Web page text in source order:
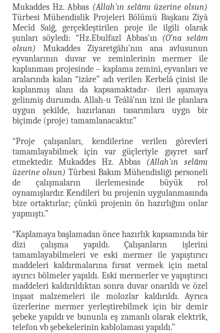
Mukaddes Hz. Abbas (Allah’ın selâmı üzerine olsun)
Türbesi Mühendislik Projeleri Bölümü Başkanı Ziyâ
Mecîd Saiğ, gerçekleştirilen proje ile ilgili olarak
şunları söyledi: “Hz.Ebulfazl Abbas’ın (O’na selâm
olsun) Mukaddes Ziyaretgâhı’nın ana avlusunun
eyvanlarının duvar ve zeminlerinin mermer ile
kaplanması projesinde – kaplama zemini, eyvanları ve
aralarında kalan “izâre” adı verilen Kerbelâ çinisi ile
kaplanmış alanı da kapsamaktadır- ileri aşamaya
gelinmiş durumda. Allah-u Teâlâ’nın izni ile planlara
uygun şekilde, hazırlanan tasarımlara uygn bir
biçimde (proje) tamamlanacaktır.”
“Proje çalışanları, kendilerine verilen görevleri
tamamlayabilmek için var güçleriyle gayret sarf
etmektedir. Mukaddes Hz. Abbas (Allah’ın selâmı
üzerine olsun) Türbesi Bakım Mühendisliği personeli
de çalışmaların ilerlemesinde büyük rol
oynamışlardır. Kendileri bu projenin uygulanmasında
bize ortaktırlar; çünkü projenin ön hazırlığını onlar
yapmıştı.”
“Kaplamaya başlamadan önce hazırlık kapsamında bir
dizi çalışma yapıldı. Çalışanların işlerini
tamamlayabilmeleri ve eski mermer ile yapıştırıcı
maddeleri kaldırmalarına fırsat vermek için metal
ayırıcı bölmeler yapıldı. Eski mermerler ve yapıştırıcı
maddeleri kaldırıldıktan sonra duvar onarıldı ve özel
inşaat malzemeleri ile molozlar kaldırıldı. Ayrıca
üzerlerine mermer yerleştirebilmek için bir demir
şebeke yapıldı ve bununla eş zamanlı olarak elektrik,
telefon vb şebekelerinin kablolaması yapıldı.”